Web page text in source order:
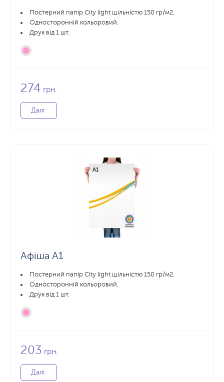
Постерний папір City light щільністю 150 гр/м2.
Односторонній кольоровий.
Друк від 1 шт.
274 грн.
Далі
Афіша А1
Постерний папір City light щільністю 150 гр/м2.
Односторонній кольоровий.
Друк від 1 шт.
203 грн.
Далі